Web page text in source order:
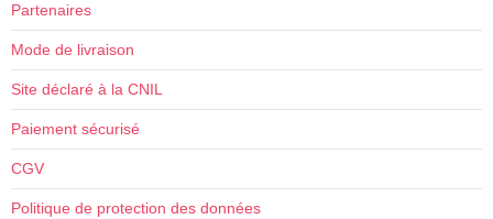
Partenaires
Mode de livraison
Site déclaré à la CNIL
Paiement sécurisé
CGV
Politique de protection des données